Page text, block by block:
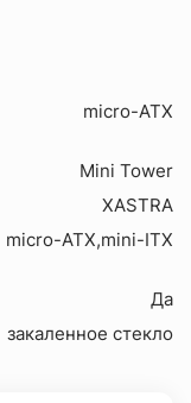
micro-ATX
Mini Tower
XASTRA
micro-ATX,mini-ITX
Да
закаленное стекло